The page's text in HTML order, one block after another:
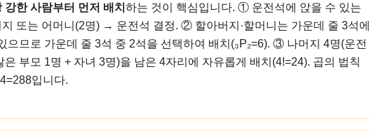
강한 사람부터 먼저 배치 하는 것이 핵심입니다. ① 운전석에 앉을 수 있는
또는 어머니(2명) → 운전석 결정. ② 할아버지·할머니는 가운데 줄 3석에
으므로 가운데 줄 3석 중 2석을 선택하여 배치(₃P₂=6). ③ 나머지 4명(운전
은 부모 1명 + 자녀 3명)을 남은 4자리에 자유롭게 배치(4!=24). 곱의 법칙
입니다.